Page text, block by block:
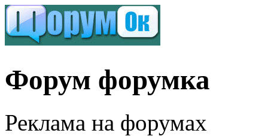
Форум форумка
Реклама на форумах